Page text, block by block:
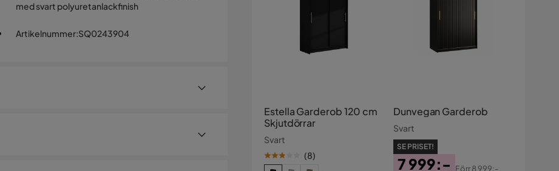
med svart polyuretanlackfinish
Artikelnummer:SQ0243904
Estella Garderob 120 cm
Skjutdörrar
Svart
(8)
Dunvegan Garderob
Svart
SE PRISET!
7 999:-
Förr8 999:-